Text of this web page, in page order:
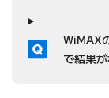
質問
WiMAX
で結果